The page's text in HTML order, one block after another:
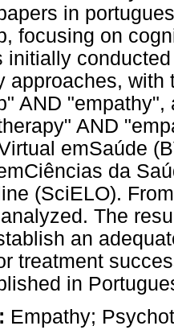
in
focusing on
initially
approaches, with
AND
AND
emSaúde
da
(SciELO).
The
an
treatment
in
Empathy;